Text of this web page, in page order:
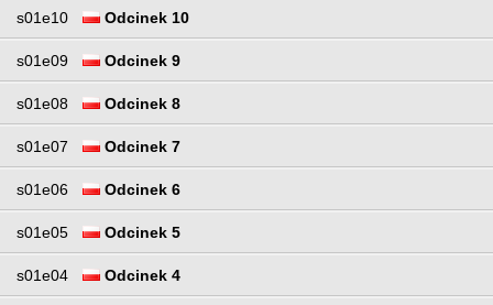
s01e10 Odcinek 10
s01e09 Odcinek 9
s01e08 Odcinek 8
s01e07 Odcinek 7
s01e06 Odcinek 6
s01e05 Odcinek 5
s01e04 Odcinek 4